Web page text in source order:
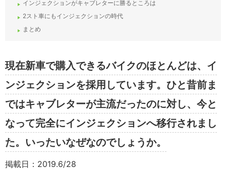
インジェクションがキャブレターに勝るところは
2スト車にもインジェクションの時代
まとめ
現在新車で購入できるバイクのほとんどは、イ
ンジェクションを採用しています。ひと昔前ま
ではキャブレターが主流だったのに対し、今と
なって完全にインジェクションへ移行されまし
た。いったいなぜなのでしょうか。
掲載日：2019.6/28